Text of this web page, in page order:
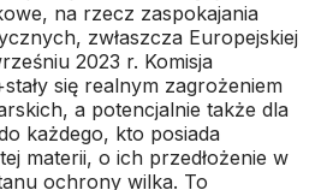
na rzecz zaspokajania
zwłaszcza Europejskiej
2023 r. Komisja
się realnym zagrożeniem
a potencjalnie także dla
każdego, kto posiada
materii, o ich przedłożenie w
ochrony wilka. To